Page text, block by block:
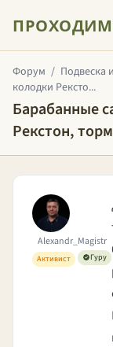
Форум / Подвеска
колодки Рексто...
Барабанные
Рекстон,
Alexandr_Magistr
Активист Гуру